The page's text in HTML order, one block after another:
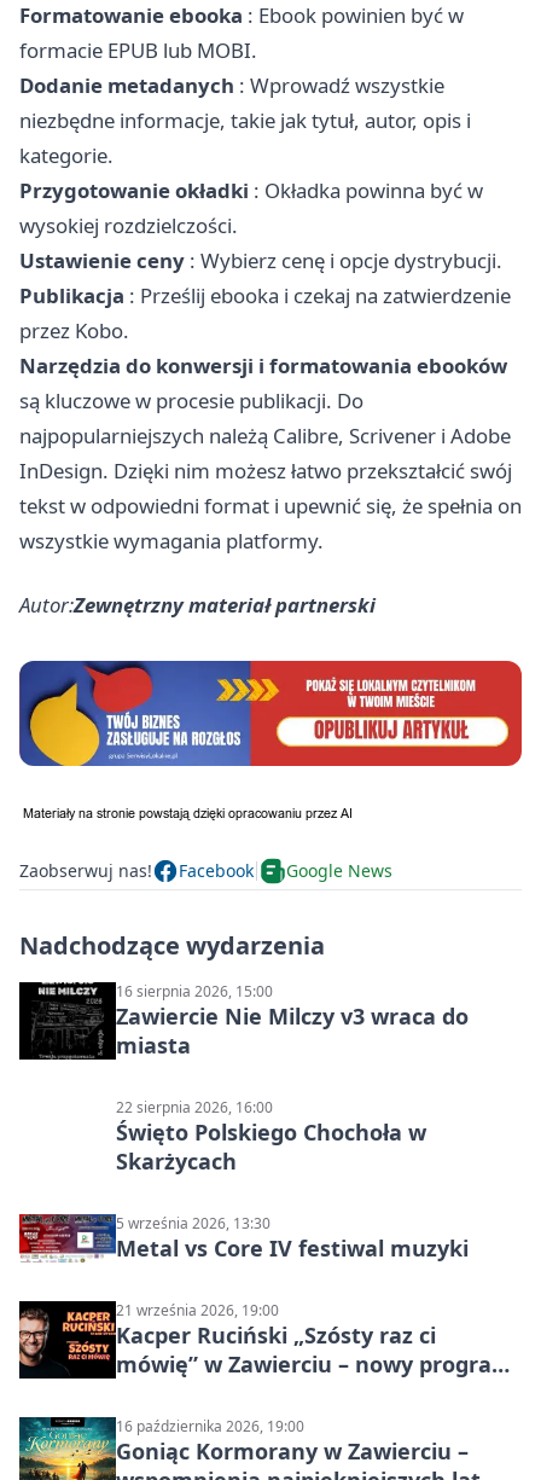
Formatowanie ebooka : Ebook powinien być w
formacie EPUB lub MOBI.
Dodanie metadanych : Wprowadź wszystkie
niezbędne informacje, takie jak tytuł, autor, opis i
kategorie.
Przygotowanie okładki : Okładka powinna być w
wysokiej rozdzielczości.
Ustawienie ceny : Wybierz cenę i opcje dystrybucji.
Publikacja : Prześlij ebooka i czekaj na zatwierdzenie
przez Kobo.
Narzędzia do konwersji i formatowania ebooków
są kluczowe w procesie publikacji. Do
najpopularniejszych należą Calibre, Scrivener i Adobe
InDesign. Dzięki nim możesz łatwo przekształcić swój
tekst w odpowiedni format i upewnić się, że spełnia on
wszystkie wymagania platformy.
Autor:Zewnętrzny materiał partnerski
Zaobserwuj nas! Facebook Google News
Nadchodzące wydarzenia
16 sierpnia 2026, 15:00
Zawiercie Nie Milczy v3 wraca do
miasta
22 sierpnia 2026, 16:00
Święto Polskiego Chochoła w
Skarżycach
5 września 2026, 13:30
Metal vs Core IV festiwal muzyki
21 września 2026, 19:00
Kacper Ruciński „Szósty raz ci
mówię” w Zawierciu – nowy program
16 października 2026, 19:00
Goniąc Kormorany w Zawierciu –